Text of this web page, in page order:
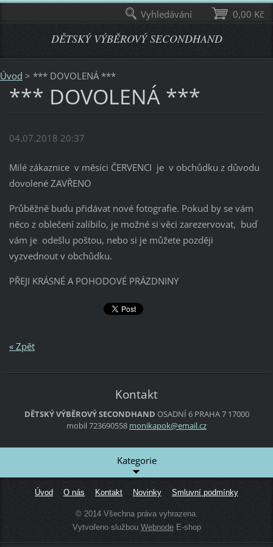
DĚTSKÝ VÝBĚROVÝ SECONDHAND
Úvod > *** DOVOLENÁ ***
*** DOVOLENÁ ***
04.07.2018 20:37
Milé zákaznice v měsíci ČERVENCI je v obchůdku z důvodu
dovolené ZAVŘENO
Průběžně budu přidávat nové fotografie. Pokud by se vám
něco z oblečení zalíbilo, je možné si věci zarezervovat, buď
vám je odešlu poštou, nebo si je můžete později
vyzvednout v obchůdku.
PŘEJI KRÁSNÉ A POHODOVÉ PRÁZDNINY
« Zpět
Kontakt
DĚTSKÝ VÝBĚROVÝ SECONDHAND OSADNÍ 6PRAHA 717000
mobil 723690558 monikapok@email.cz
Kategorie
Úvod O nás Kontakt Novinky Smluvní podmínky
© 2014 Všechna práva vyhrazena.
Vytvořeno službou WebnodeE-shop
0,00 Kč
Vyhledávání